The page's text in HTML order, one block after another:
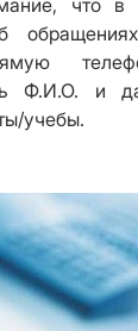
что в
Ф.И.О. и
учебы.